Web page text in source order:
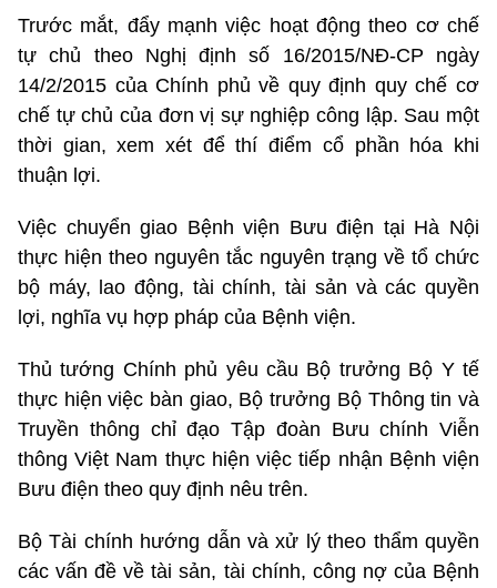
Trước mắt, đẩy mạnh việc hoạt động theo cơ chế
tự chủ theo Nghị định số 16/2015/NĐ-CP ngày
14/2/2015 của Chính phủ về quy định quy chế cơ
chế tự chủ của đơn vị sự nghiệp công lập. Sau một
thời gian, xem xét để thí điểm cổ phần hóa khi
thuận lợi.
Việc chuyển giao Bệnh viện Bưu điện tại Hà Nội
thực hiện theo nguyên tắc nguyên trạng về tổ chức
bộ máy, lao động, tài chính, tài sản và các quyền
lợi, nghĩa vụ hợp pháp của Bệnh viện.
Thủ tướng Chính phủ yêu cầu Bộ trưởng Bộ Y tế
thực hiện việc bàn giao, Bộ trưởng Bộ Thông tin và
Truyền thông chỉ đạo Tập đoàn Bưu chính Viễn
thông Việt Nam thực hiện việc tiếp nhận Bệnh viện
Bưu điện theo quy định nêu trên.
Bộ Tài chính hướng dẫn và xử lý theo thẩm quyền
các vấn đề về tài sản, tài chính, công nợ của Bệnh